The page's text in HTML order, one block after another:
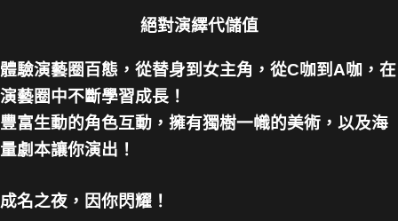
絕對演繹代儲值
體驗演藝圈百態，從替身到女主角，從C咖到A咖，在
演藝圈中不斷學習成長！
豐富生動的角色互動，擁有獨樹一幟的美術，以及海
量劇本讓你演出！
成名之夜，因你閃耀！